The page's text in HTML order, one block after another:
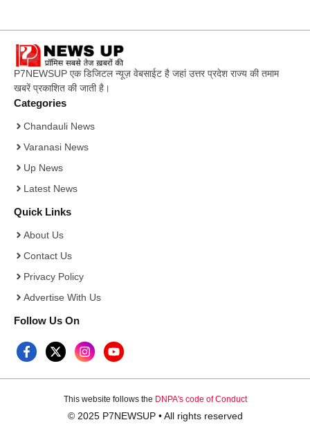
P7NEWSUP एक डिजिटल न्यूज़ वेबसाईट है जहां उत्तर प्रदेश राज्य की तमाम
खबरें प्रकाशित की जाती है।
Categories
Chandauli News
Varanasi News
Up News
Latest News
Quick Links
About Us
Contact Us
Privacy Policy
Advertise With Us
Follow Us On
This website follows the DNPA's code of Conduct
© 2025 P7NEWSUP • All rights reserved